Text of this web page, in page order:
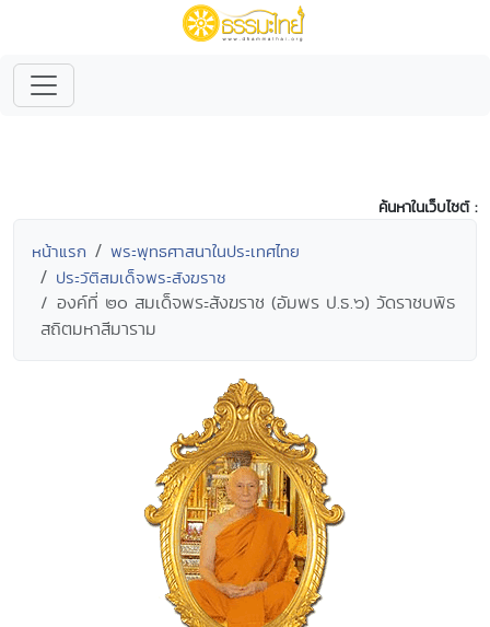
ค้นหาในเว็บไซต์ :
หน้าแรก
พระพุทธศาสนาในประเทศไทย
ประวัติสมเด็จพระสังฆราช
องค์ที่ ๒๐ สมเด็จพระสังฆราช (อัมพร ป.ธ.๖) วัดราชบพิธ
สถิตมหาสีมาราม